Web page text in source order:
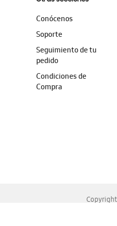
Conócenos
Soporte
Seguimiento de tu
pedido
Condiciones de
Compra